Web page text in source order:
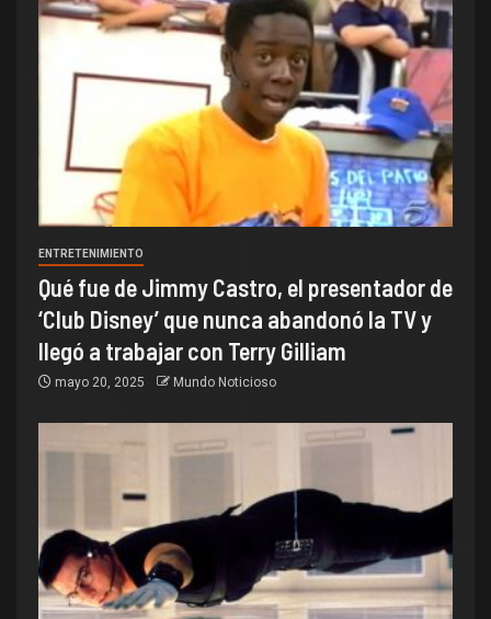
ENTRETENIMIENTO
Qué fue de Jimmy Castro, el presentador de
‘Club Disney’ que nunca abandonó la TV y
llegó a trabajar con Terry Gilliam
mayo 20, 2025 Mundo Noticioso